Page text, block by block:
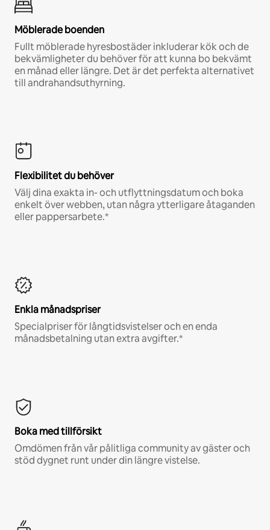
Möblerade boenden
Fullt möblerade hyresbostäder inkluderar kök och de
bekvämligheter du behöver för att kunna bo bekvämt
en månad eller längre. Det är det perfekta alternativet
till andrahandsuthyrning.
Flexibilitet du behöver
Välj dina exakta in- och utflyttningsdatum och boka
enkelt över webben, utan några ytterligare åtaganden
eller pappersarbete.*
Enkla månadspriser
Specialpriser för långtidsvistelser och en enda
månadsbetalning utan extra avgifter.*
Boka med tillförsikt
Omdömen från vår pålitliga community av gäster och
stöd dygnet runt under din längre vistelse.